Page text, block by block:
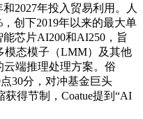
2027年投入贸易利用。人
创下2019年以来的最大单
芯片AI200和AI250，旨
模态模子（LMM）及其他
端推理处理方案。俗
30分，对冲基金巨头
获得节制，Coatue提到“AI